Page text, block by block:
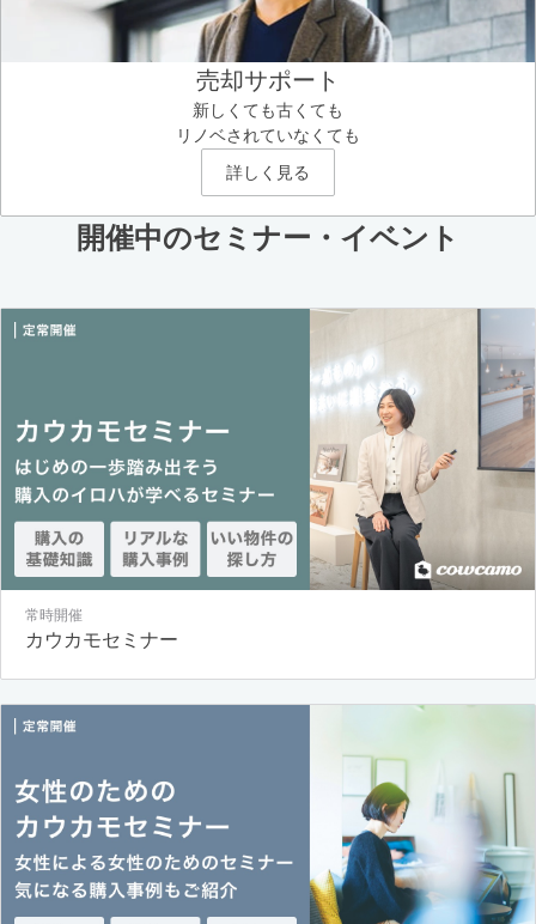
売却サポート
新しくても古くても
リノベされていなくても
詳しく見る
開催中のセミナー・イベント
常時開催
カウカモセミナー